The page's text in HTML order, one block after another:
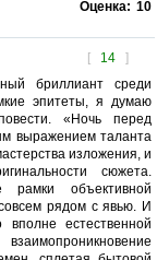
Оценка: 10
[ 14 ]
бриллиант среди
эпитеты, я думаю
«Ночь перед
выражением таланта
изложения, и
сюжета.
рамки объективной
рядом с явью. И
вполне естественной